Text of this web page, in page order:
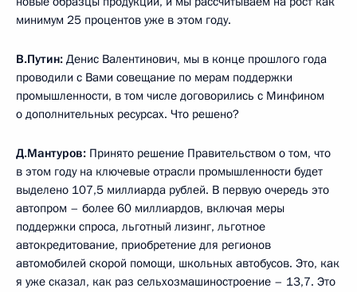
минимум 25 процентов уже в этом году.
В.Путин: Денис Валентинович, мы в конце прошлого года
проводили с Вами совещание по мерам поддержки
промышленности, в том числе договорились с Минфином
о дополнительных ресурсах. Что решено?
Д.Мантуров: Принято решение Правительством о том, что
в этом году на ключевые отрасли промышленности будет
выделено 107,5 миллиарда рублей. В первую очередь это
автопром – более 60 миллиардов, включая меры
поддержки спроса, льготный лизинг, льготное
автокредитование, приобретение для регионов
автомобилей скорой помощи, школьных автобусов. Это, как
я уже сказал, как раз сельхозмашиностроение – 13,7. Это